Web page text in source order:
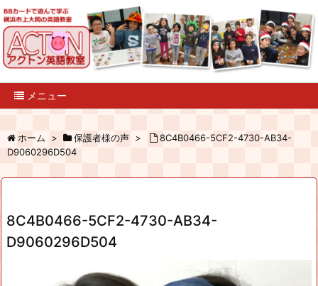
メニュー
ホーム > 保護者様の声 >
8C4B0466-5CF2-4730-AB34-
D9060296D504
8C4B0466-5CF2-4730-AB34-
D9060296D504